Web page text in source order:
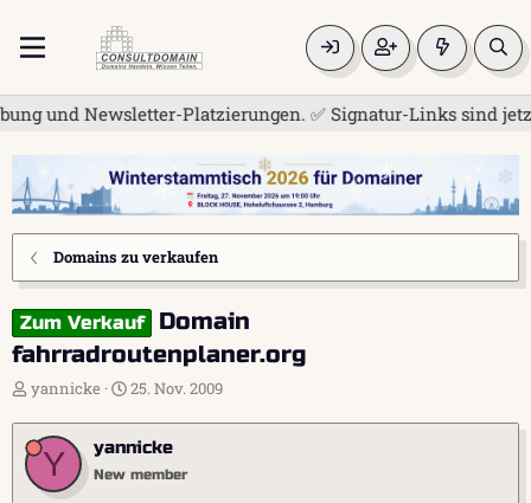
Newsletter-Platzierungen. ✅ Signatur-Links sind jetzt
Domains zu verkaufen
Zum Verkauf
Domain
fahrradroutenplaner.org
E
s
t
e
yannicke
E
s
t
e
25. Nov. 2009
Y yannicke
New member